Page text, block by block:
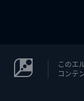
このエ
コンテ